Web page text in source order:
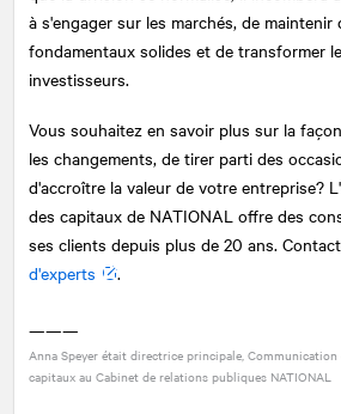
à s'engager sur les marchés, de maintenir
fondamentaux solides et de transformer
investisseurs.
Vous souhaitez en savoir plus sur la
les changements, de tirer parti des
d'accroître la valeur de votre entreprise?
des capitaux de NATIONAL offre des
ses clients depuis plus de 20 ans.
d'experts
.
———
Anna Speyer était directrice principale,
capitaux au Cabinet de relations publiques NATIONAL